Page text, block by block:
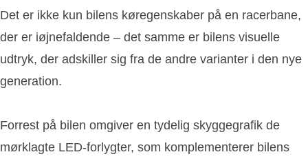
Det er ikke kun bilens køregenskaber på en racerbane,
der er iøjnefaldende – det samme er bilens visuelle
udtryk, der adskiller sig fra de andre varianter i den nye
generation.
Forrest på bilen omgiver en tydelig skyggegrafik de
mørklagte LED-forlygter, som komplementerer bilens